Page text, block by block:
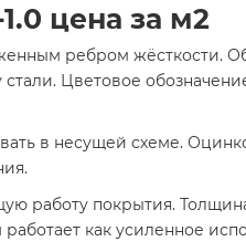
цена за м2
ребром жёсткости.
Цветовое
в несущей схеме.
работу покрытия.
как усиленное